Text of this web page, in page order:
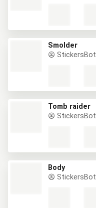
Smolder
StickersBot
Tomb raider
StickersBot
Body
StickersBot